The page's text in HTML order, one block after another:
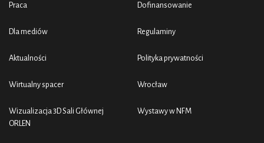
Praca
Dla mediów
Aktualności
Wirtualny spacer
Wizualizacja 3D Sali Głównej
ORLEN
Dofinansowanie
Regulaminy
Polityka prywatności
Wrocław
Wystawy w NFM